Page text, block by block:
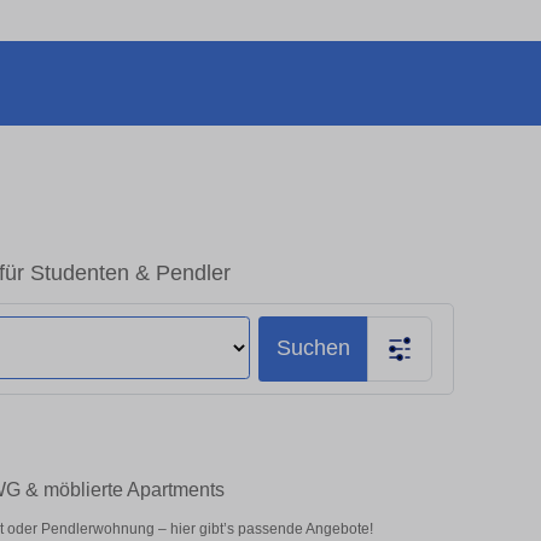
Studenten & Pendler
Suchen
& möblierte Apartments
Pendlerwohnung – hier gibt’s passende Angebote!